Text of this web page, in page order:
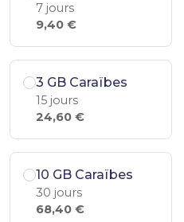
7 jours
9,40 €
3 GB Caraïbes
15 jours
24,60 €
10 GB Caraïbes
30 jours
68,40 €